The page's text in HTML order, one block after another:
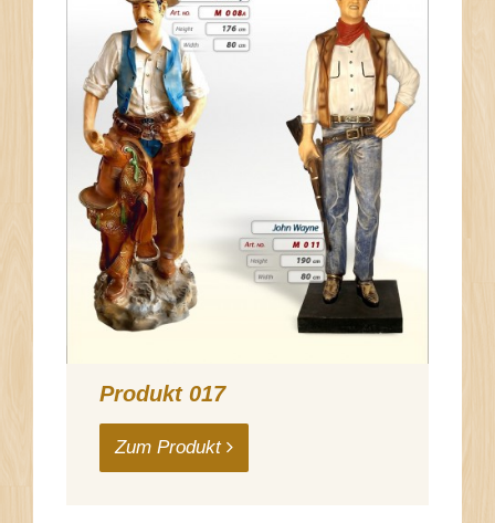
Produkt 017
Zum Produkt